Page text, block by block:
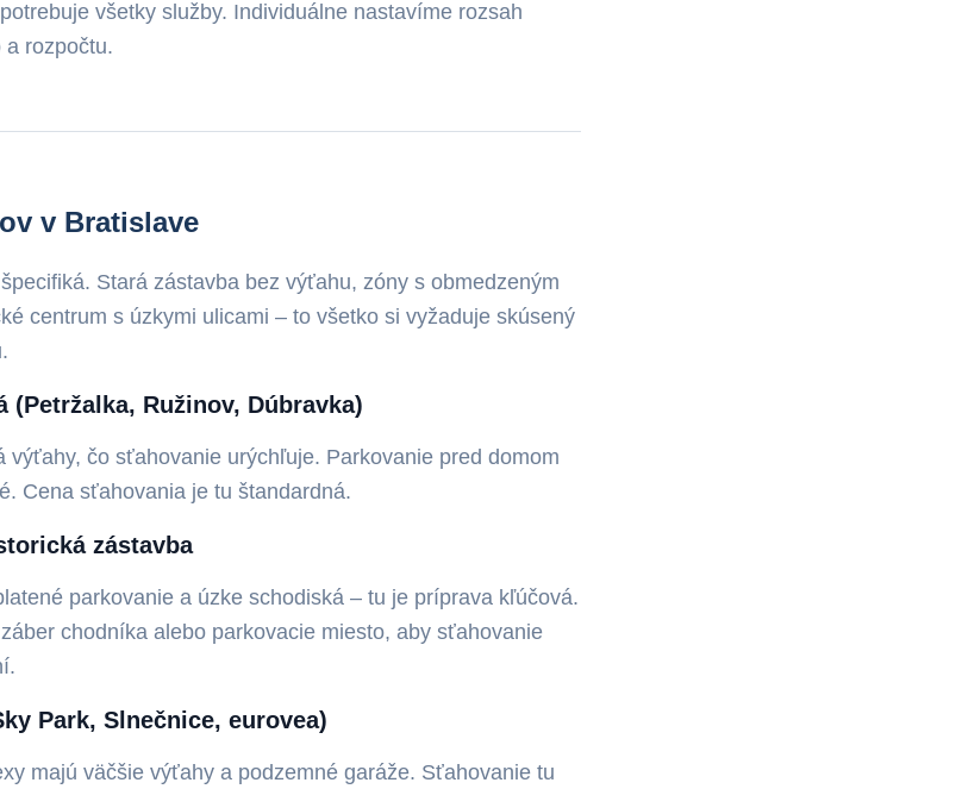
všetky služby. Individuálne nastavíme rozsah
a rozpočtu.
v Bratislave
Stará zástavba bez výťahu, zóny s obmedzeným
centrum s úzkymi ulicami – to všetko si vyžaduje skúsený
(Petržalka, Ružinov, Dúbravka)
výťahy, čo sťahovanie urýchľuje. Parkovanie pred domom
Cena sťahovania je tu štandardná.
zástavba
parkovanie a úzke schodiská – tu je príprava kľúčová.
chodníka alebo parkovacie miesto, aby sťahovanie
Park, Slnečnice, eurovea)
majú väčšie výťahy a podzemné garáže. Sťahovanie tu